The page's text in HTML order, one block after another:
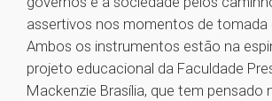
assertivos nos momentos de tomada
Ambos os instrumentos estão na
projeto educacional da Faculdade
Mackenzie Brasília, que tem pensado